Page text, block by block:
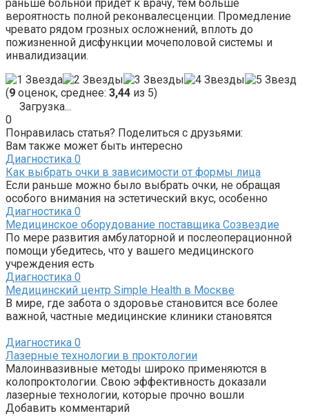
раньше больной придет к врачу, тем больше
вероятность полной реконвалесценции. Промедление
чревато рядом грозных осложнений, вплоть до
пожизненной дисфункции мочеполовой системы и
инвалидизации.
(9 оценок, среднее: 3,44 из 5)
Загрузка...
0
Понравилась статья? Поделиться с друзьями:
Вам также может быть интересно
Диагностика 0
Как выбрать очки в зависимости от формы лица
Если раньше можно было выбрать очки, не обращая
особого внимания на эстетический вкус, особенно
Диагностика 0
Медицинское оборудование поставщика Созвездие
По мере развития амбулаторной и послеоперационной
помощи убедитесь, что у вашего медицинского
учреждения есть
Диагностика 0
Медицинский центр Simple Health в Москве
В мире, где забота о здоровье становится все более
важной, частные медицинские клиники становятся
Диагностика 0
Лазерные технологии в проктологии
Малоинвазивные методы широко применяются в
колопроктологии. Свою эффективность доказали
лазерные технологии, которые прочно вошли
Добавить комментарий